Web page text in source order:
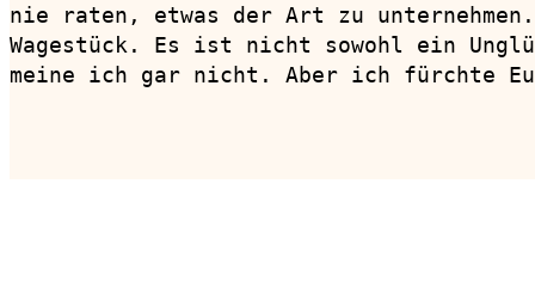
nie raten, etwas der Art zu
Wagestück. Es ist nicht sowohl ein
meine ich gar nicht. Aber ich fürchte